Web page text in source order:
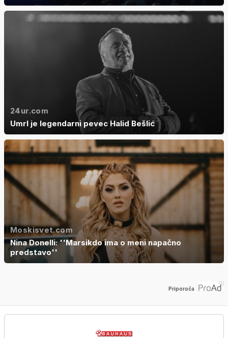
24ur.com
Umrl je legendarni pevec Halid Bešlić
Moskisvet.com
Nina Donelli: ''Marsikdo ima o meni napačno
predstavo''
Priporoča